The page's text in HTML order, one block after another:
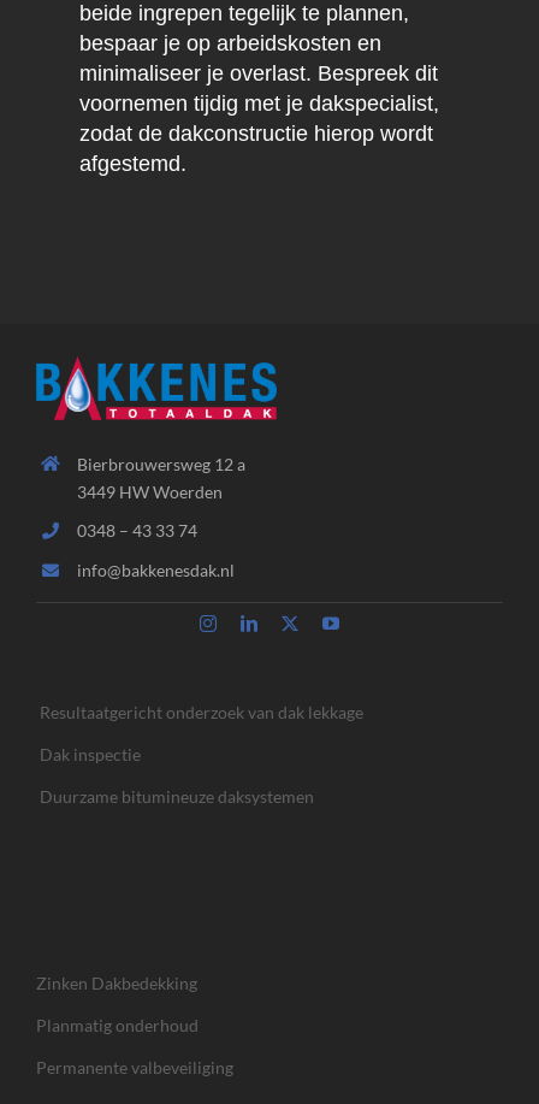
beide ingrepen tegelijk te plannen,
bespaar je op arbeidskosten en
minimaliseer je overlast. Bespreek dit
voornemen tijdig met je dakspecialist,
zodat de dakconstructie hierop wordt
afgestemd.
Bierbrouwersweg 12 a
3449 HW Woerden
0348 – 43 33 74
info@bakkenesdak.nl
Resultaatgericht onderzoek van dak lekkage
Dak inspectie
Duurzame bitumineuze daksystemen
Zinken Dakbedekking
Planmatig onderhoud
Permanente valbeveiliging